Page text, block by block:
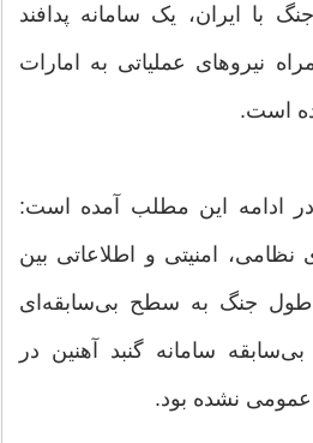
با ایران، یک سامانه پدافند
نیروهای عملیاتی به امارات
است.
ادامه این مطلب آمده است:
امنیتی و اطلاعاتی بین
طول جنگ به سطح بی‌سابقه‌ای
سامانه گنبد آهنین در
نشده بود.